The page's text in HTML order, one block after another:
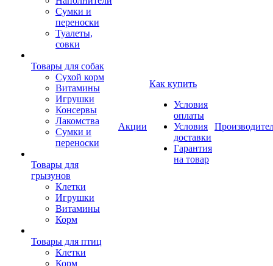
Сумки и
переноски
Туалеты,
совки
Товары для собак
Cухой корм
Витамины
Игрушки
Консервы
Лакомства
Сумки и
переноски
Товары для
грызунов
Клетки
Игрушки
Витамины
Корм
Товары для птиц
Клетки
Корм
Акции
Как купить
Условия
оплаты
Условия
доставки
Гарантия
на товар